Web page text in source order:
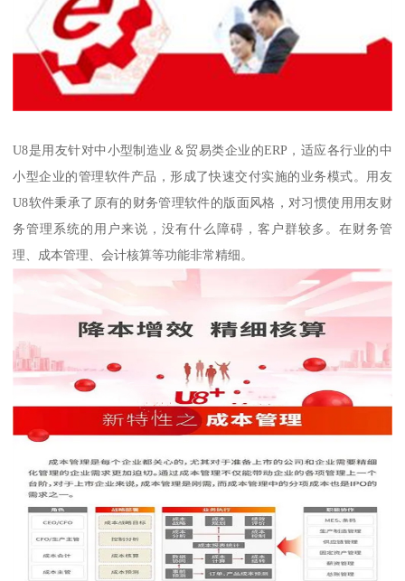
U8是用友针对中小型制造业＆贸易类企业的ERP，适应各行业的中
小型企业的管理软件产品，形成了快速交付实施的业务模式。用友
U8软件秉承了原有的财务管理软件的版面风格，对习惯使用用友财
务管理系统的用户来说，没有什么障碍，客户群较多。在财务管
理、成本管理、会计核算等功能非常精细。